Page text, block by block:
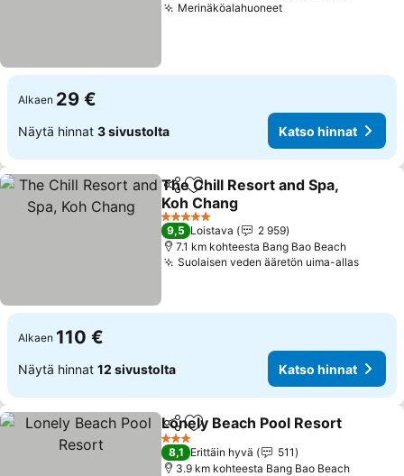
MerinäköalahuoneetKatso hinnat
Alkaen 29 €
Näytä hinnat 3 sivustolta Katso hinnat
Jaa Lisää suosikkeihin
The Chill Resort and Spa,
Koh Chang
Katso hinnat
5 Tähtiluokitus
9,5 Loistava
2 959
7.1 km kohteesta Bang Bao Beach
Suolaisen veden ääretön uima-allasKatso
Alkaen 110 €
Näytä hinnat 12 sivustolta Katso hinnat
Jaa Lisää suosikkeihin
Lonely Beach Pool Resort
3 Tähtiluokitus
8,1 Erittäin hyvä
511
3.9 km kohteesta Bang Bao Beach